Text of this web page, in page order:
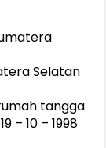
Selatan
tangga
– 10 – 1998